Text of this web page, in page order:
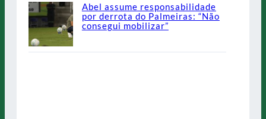
Abel assume responsabilidade
por derrota do Palmeiras: “Não
consegui mobilizar”